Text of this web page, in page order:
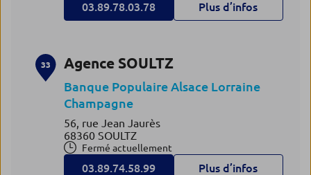
03.89.78.03.78 Plus d’infos
33 Agence SOULTZ
Banque Populaire Alsace Lorraine
Champagne
56, rue Jean Jaurès
68360 SOULTZ
Fermé actuellement
03.89.74.58.99 Plus d’infos